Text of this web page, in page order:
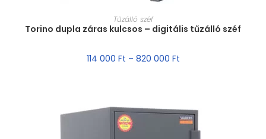
MÉRET VÁLASZTÁSA
Tűzálló széf
Torino dupla záras kulcsos – digitális tűzálló széf
114 000 Ft – 820 000 Ft